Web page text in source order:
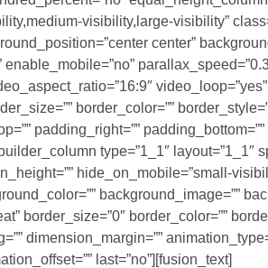
visibility,large-visibility”
center”
border_color=””
padding_right=”” padding_bottom=””
type=”1_1″ layout=”1_1″
hide_on_mobile=”small-
background_image=””
border_size=”0″ border_color=””
dimension_margin=””
last=”no”][fusion_text]